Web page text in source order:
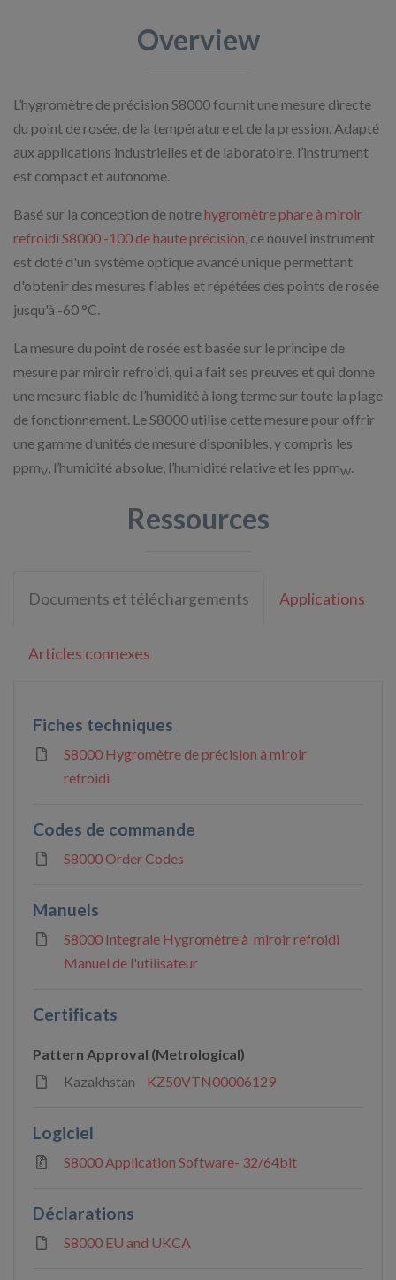
Overview
L’hygromètre de précision S8000 fournit une mesure directe
du point de rosée, de la température et de la pression. Adapté
aux applications industrielles et de laboratoire, l’instrument
est compact et autonome.
Basé sur la conception de notrehygromètre phare à miroir
refroidi S8000 -100 de haute précision, ce nouvel instrument
est doté d'un système optique avancé unique permettant
d'obtenir des mesures fiables et répétées des points de rosée
jusqu'à -60 °C.
La mesure du point de rosée est basée sur le principe de
mesure par miroir refroidi, qui a fait ses preuves et qui donne
une mesure fiable de l’humidité à long terme sur toute la plage
de fonctionnement. Le S8000 utilise cette mesure pour offrir
une gamme d’unités de mesure disponibles, y compris les
ppmV, l’humidité absolue, l’humidité relative et les ppmW.
Ressources
Documents et téléchargements Applications
Articles connexes
Fiches techniques
S8000 Hygromètre de précision à miroir
refroidi
Codes de commande
S8000 Order Codes
Manuels
S8000 Integrale Hygromètre à miroir refroidi
Manuel de l'utilisateur
Certificats
Pattern Approval (Metrological)
Kazakhstan
KZ50VTN00006129
Logiciel
S8000 Application Software- 32/64bit
Déclarations
S8000 EU and UKCA